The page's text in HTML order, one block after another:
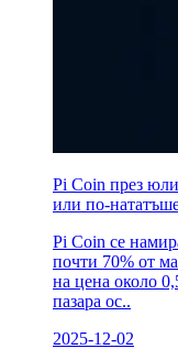
Pi Coin през юли
или по-
Pi Coin се
почти 70% от
на цена около
пазара ос..
2025-12-02